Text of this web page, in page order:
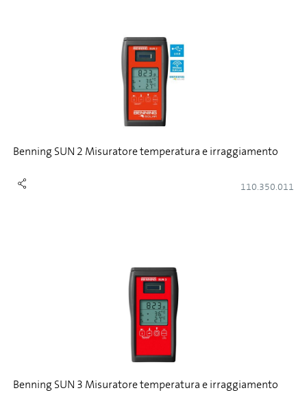
Benning SUN 2 Misuratore temperatura e irraggiamento
110.350.011
Benning SUN 3 Misuratore temperatura e irraggiamento